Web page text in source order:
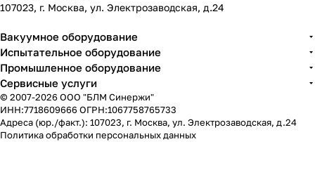
107023, г. Москва, ул. Электрозаводская, д.24
Вакуумное оборудование
Испытательное оборудование
Промышленное оборудование
Сервисные услуги
© 2007-2026 ООО "БЛМ Синержи"
ИНН:7718609666 ОГРН:1067758765733
Адреса (юр./факт.): 107023, г. Москва, ул. Электрозаводская, д.24
Политика обработки персональных данных